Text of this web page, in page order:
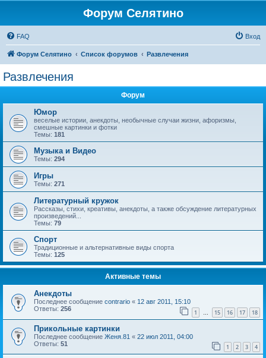
Форум Селятино
FAQ Вход
Форум Селятино Список форумов Развлечения
Развлечения
Форум
Юмор
веселые истории, анекдоты, необычные случаи жизни, афоризмы,
смешные картинки и фотки
Темы: 181
Музыка и Видео
Темы: 294
Игры
Темы: 271
Литературный кружок
Рассказы, стихи, креативы, анекдоты, а также обсуждение литературных
произведений...
Темы: 79
Спорт
Традиционные и альтернативные виды спорта
Темы: 125
Активные темы
Анекдоты
Последнее сообщение contrario « 12 авг 2011, 15:10
Ответы: 256 1 … 15 16 17 18
Прикольные картинки
Последнее сообщение Женя.81 « 22 июл 2011, 04:00
Ответы: 51 1 2 3 4